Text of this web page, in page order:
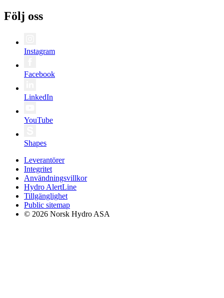
Följ oss
Instagram
Facebook
LinkedIn
YouTube
Shapes
Leverantörer
Integritet
Användningsvillkor
Hydro AlertLine
Tillgänglighet
Public sitemap
© 2026 Norsk Hydro ASA